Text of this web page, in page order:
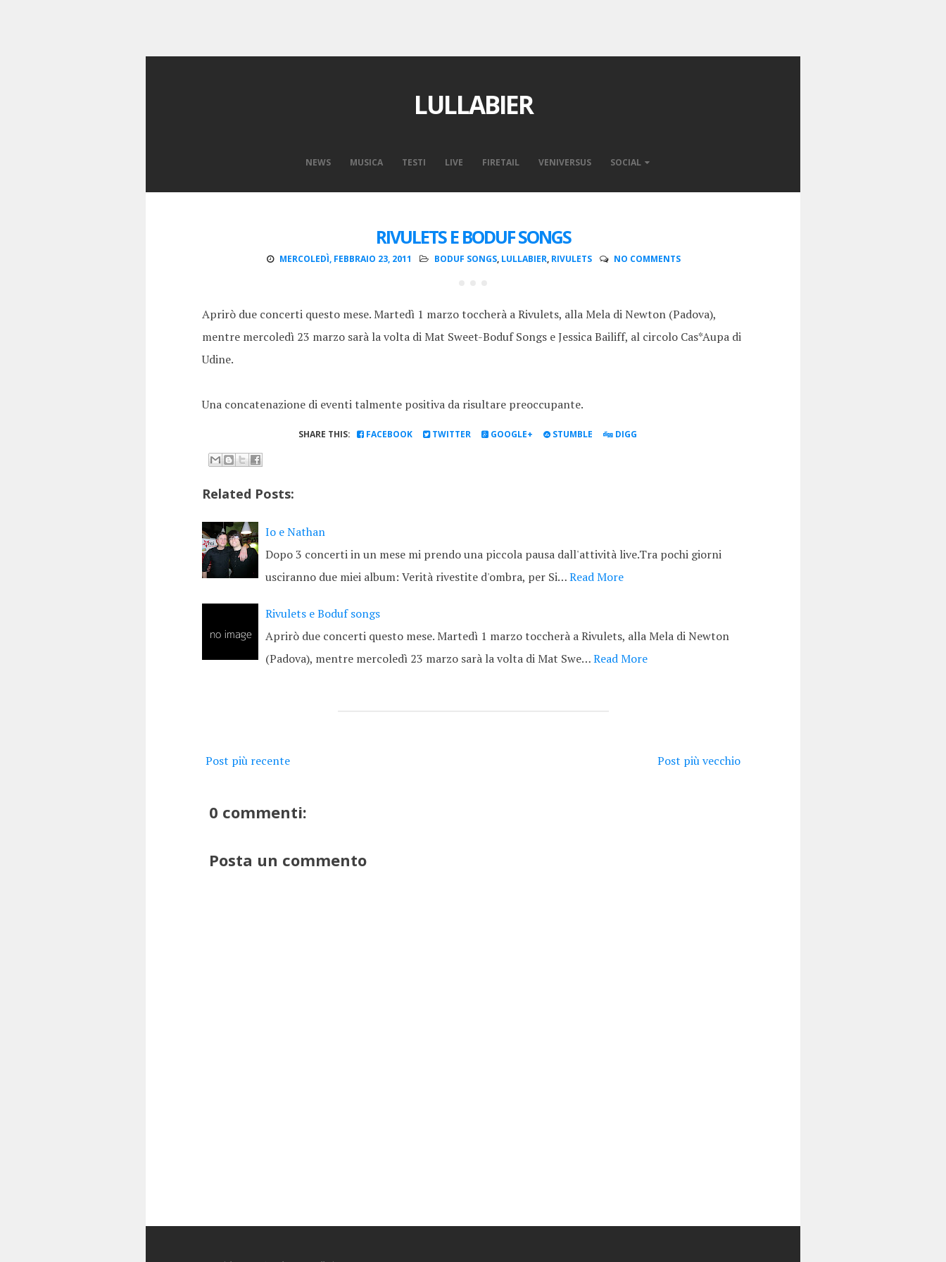
LULLABIER
NEWS MUSICA TESTI LIVE FIRETAIL VENIVERSUS SOCIAL
RIVULETS E BODUF SONGS
MERCOLEDÌ, FEBBRAIO 23, 2011 BODUF SONGS, LULLABIER, RIVULETS NO COMMENTS
Aprirò due concerti questo mese. Martedì 1 marzo toccherà a Rivulets, alla Mela di Newton (Padova),
mentre mercoledì 23 marzo sarà la volta di Mat Sweet-Boduf Songs e Jessica Bailiff, al circolo Cas*Aupa di
Udine.
Una concatenazione di eventi talmente positiva da risultare preoccupante.
SHARE THIS: FACEBOOK TWITTER GOOGLE+ STUMBLE DIGG
Related Posts:
Io e Nathan
Dopo 3 concerti in un mese mi prendo una piccola pausa dall'attività live.Tra pochi giorni
usciranno due miei album: Verità rivestite d'ombra, per Si…Read More
Rivulets e Boduf songs
Aprirò due concerti questo mese. Martedì 1 marzo toccherà a Rivulets, alla Mela di Newton
(Padova), mentre mercoledì 23 marzo sarà la volta di Mat Swe…Read More
Post più recente Post più vecchio
0 commenti:
Posta un commento